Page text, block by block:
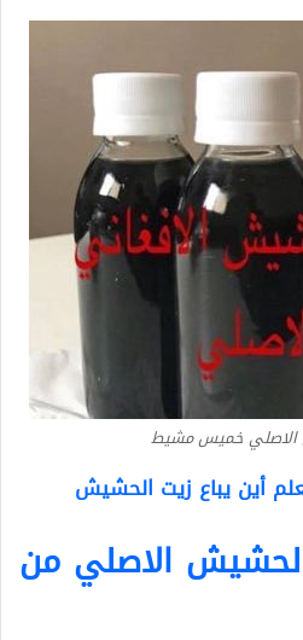
الاصلي خميس مشيط
أين يباع زيت الحشيش
الاصلي من